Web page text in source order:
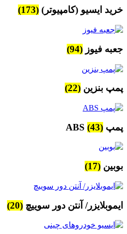
خرید ایسیو (کامپیوتر) (173)
جعبه فیوز (94)
پمپ بنزین (22)
پمپ ABS (43)
بوبین (17)
ایموبلایزر/ آنتن دور سوییچ (20)